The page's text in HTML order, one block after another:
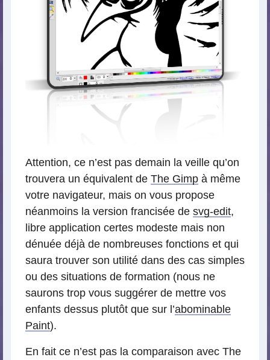
Attention, ce n’est pas demain la veille qu’on
trouvera un équivalent de The Gimp à même
votre navigateur, mais on vous propose
néanmoins la version francisée de svg-edit,
libre application certes modeste mais non
dénuée déjà de nombreuses fonctions et qui
saura trouver son utilité dans des cas simples
ou des situations de formation (nous ne
saurons trop vous suggérer de mettre vos
enfants dessus plutôt que sur l’abominable
Paint).
En fait ce n’est pas la comparaison avec The